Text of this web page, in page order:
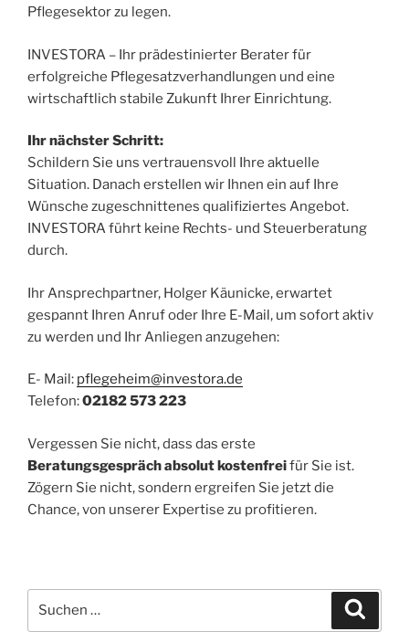
Pflegesektor zu legen.
INVESTORA – Ihr prädestinierter Berater für
erfolgreiche Pflegesatzverhandlungen und eine
wirtschaftlich stabile Zukunft Ihrer Einrichtung.
Ihr nächster Schritt:
Schildern Sie uns vertrauensvoll Ihre aktuelle
Situation. Danach erstellen wir Ihnen ein auf Ihre
Wünsche zugeschnittenes qualifiziertes Angebot.
INVESTORA führt keine Rechts- und Steuerberatung
durch.
Ihr Ansprechpartner, Holger Käunicke, erwartet
gespannt Ihren Anruf oder Ihre E-Mail, um sofort aktiv
zu werden und Ihr Anliegen anzugehen:
E- Mail: pflegeheim@investora.de
Telefon:02182 573 223
Vergessen Sie nicht, dass das erste
Beratungsgespräch absolut kostenfreifür Sie ist.
Zögern Sie nicht, sondern ergreifen Sie jetzt die
Chance, von unserer Expertise zu profitieren.
nach: